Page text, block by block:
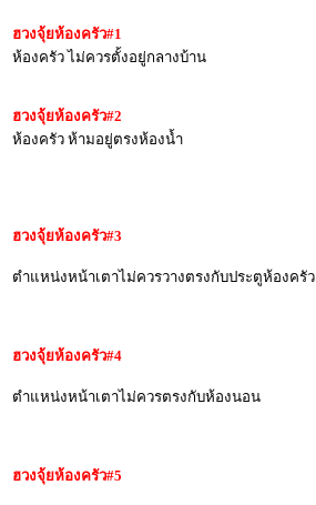
ฮวงจุ้ยห้องครัว#1
ห้องครัว ไม่ควรตั้งอยู่กลางบ้าน
ฮวงจุ้ยห้องครัว#2
ห้องครัว ห้ามอยู่ตรงห้องน้ำ
ฮวงจุ้ยห้องครัว#3
ตำแหน่งหน้าเตาไม่ควรวางตรงกับประตูห้องครัว
ฮวงจุ้ยห้องครัว#4
ตำแหน่งหน้าเตาไม่ควรตรงกับห้องนอน
ฮวงจุ้ยห้องครัว#5